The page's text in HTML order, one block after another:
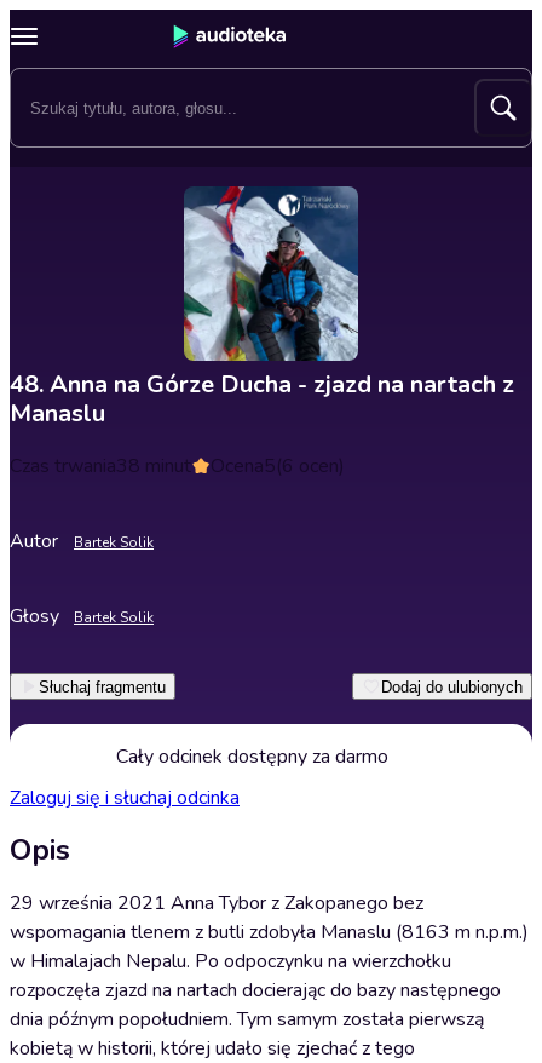
48. Anna na Górze Ducha - zjazd na nartach z
Manaslu
Czas trwania38 minut Ocena5(6 ocen)
Autor Bartek Solik
Głosy Bartek Solik
Słuchaj fragmentu Dodaj do ulubionych
Cały odcinek dostępny za darmo
Zaloguj się i słuchaj odcinka
Opis
29 września 2021 Anna Tybor z Zakopanego bez
wspomagania tlenem z butli zdobyła Manaslu (8163 m n.p.m.)
w Himalajach Nepalu. Po odpoczynku na wierzchołku
rozpoczęła zjazd na nartach docierając do bazy następnego
dnia późnym popołudniem. Tym samym została pierwszą
kobietą w historii, której udało się zjechać z tego